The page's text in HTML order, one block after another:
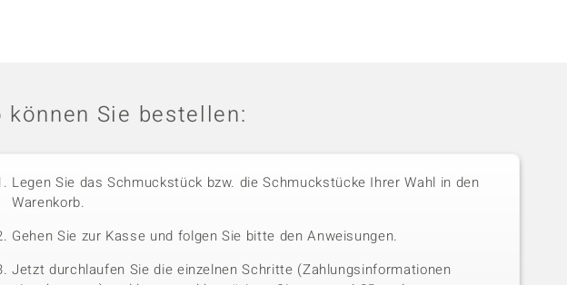
können Sie bestellen:
Legen Sie das Schmuckstück bzw. die Schmuckstücke Ihrer Wahl in den
Warenkorb.
Gehen Sie zur Kasse und folgen Sie bitte den Anweisungen.
Jetzt durchlaufen Sie die einzelnen Schritte (Zahlungsinformationen